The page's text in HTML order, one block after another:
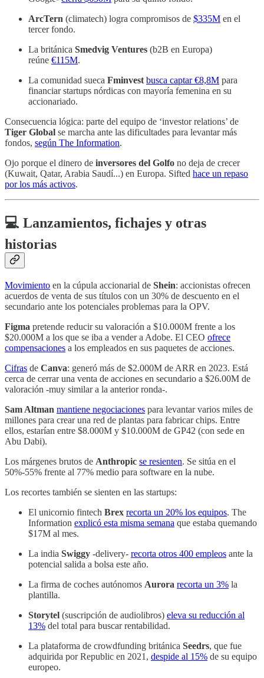
ArcTern (climatech) logra compromisos de $335M en el
tercer fondo.
La británica Smedvig Ventures (b2B en Europa)
reúne €115M.
La comunidad sueca Fminvest busca captar €8,8M para
financiar startups nórdicas con mayoría femenina en su
accionariado.
Consecuencia lógica: parte del equipo de ‘investor relations’ de
Tiger Global se marcha ante las dificultades para levantar más
fondos, según The Information.
Ojo porque el dinero de inversores del Golfo no deja de crecer
(Kuwait, Qatar, Arabia Saudí...) en Europa. Sifted hace un repaso
por los más activos.
💻 Lanzamientos, fichajes y otras
historias
Movimiento en la cúpula accionarial de Shein: accionistas ofrecen
acuerdos de venta de sus títulos con un 30% de descuento en el
secundario ante los potenciales problemas para la OPV.
Figma pretende reducir su valoración a $10.000M frente a los
$20.000M a los que se iba a vender a Adobe. El CEO ofrece
compensaciones a los empleados en sus paquetes de acciones.
Cifras de Canva: generó más de $2.000M de ARR en 2023. Está
cerca de cerrar una venta de acciones en secundario a $26.00M de
valoración -muy similar a la anterior ronda-.
Sam Altman mantiene negociaciones para levantar varios miles de
millones para crear una red de plantas para fabricar chips. Entre
ellos, estarían entre $8.000M y $10.000M de GP42 (con sede en
Abu Dabi).
Los márgenes brutos de Anthropic se resienten. Se sitúa en el
50%-55% frente al 77% medio para software en la nube.
Los recortes también se sienten en las startups:
El unicornio fintech Brex recorta un 20% los equipos. The
Information explicó esta misma semana que estaba quemando
$17M al mes.
La india Swiggy -delivery- recorta otros 400 empleos ante la
potencial salida a bolsa este año.
La firma de coches autónomos Aurora recorta un 3% la
plantilla.
Storytel (suscripción de audiolibros) eleva su reducción al
13% del total para buscar rentabilidad.
La plataforma de crowdfunding británica Seedrs, que fue
adquirida por Republic en 2021, despide al 15% de su equipo
europeo.